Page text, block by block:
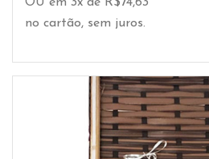
no cartão, sem juros.